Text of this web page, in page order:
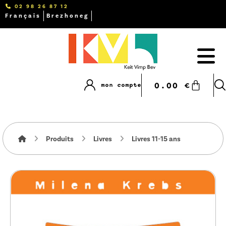
Français Brezhoneg
02 98 26 87 12
0.00 €
mon compte
Produits Livres Livres 11-15 ans